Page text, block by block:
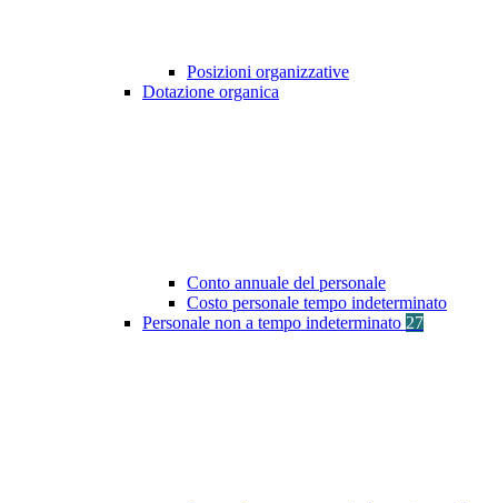
Posizioni organizzative
Dotazione organica
Conto annuale del personale
Costo personale tempo indeterminato
Personale non a tempo indeterminato 27